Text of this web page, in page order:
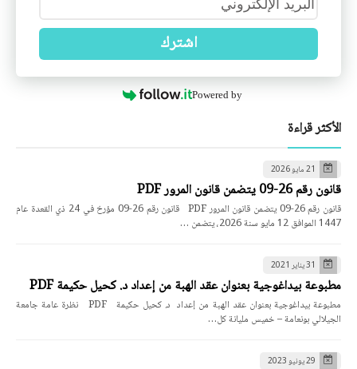
اشترك
Powered by
الأكثر قراءة
21 مايو 2026
قانون رقم 26-09 يتضمن قانون المرور PDF
قانون رقم 26-09 يتضمن قانون المرور PDF قانون رقم 26-09 مؤرخ في 24 ذي القعدة عام
1447 الموافق 12 مايو سنة 2026، يتضمن …
31 يناير 2021
مطبوعة بيداغوجية بعنوان عقد الهبة من إعداد د. كحيل حكيمة PDF
مطبوعة بيداغوجية بعنوان عقد الهبة من إعداد د. كحيل حكيمة PDF نظرة عامة جامعة
الجيلالي بونعامة – خميس مليانة كل…
29 يونيو 2023